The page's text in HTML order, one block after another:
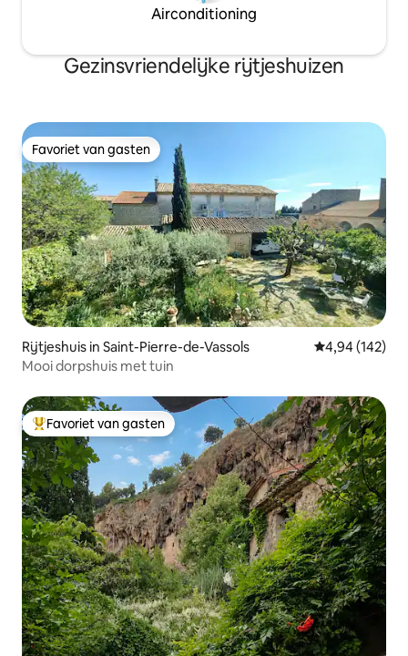
Airconditioning
Gezinsvriendelijke rijtjeshuizen
Favoriet van gasten
Favoriet van gasten
Rijtjeshuis in Saint-Pierre-de-Vassols Gemiddelde
4,94 (142)
Mooi dorpshuis met tuin
Topfavoriet van gasten
Favoriet van gasten